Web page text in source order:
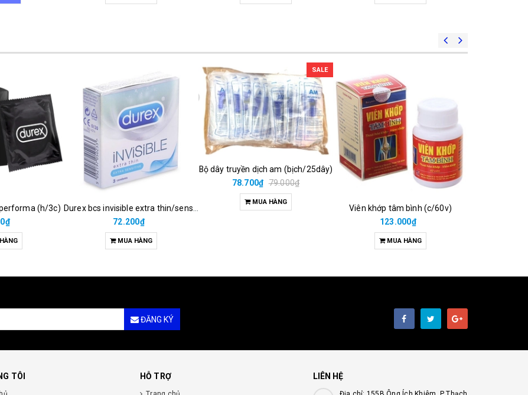
(h/3c)
72.200₫
MUA HÀNG
SALE
Bộ dây truyền dịch am (bịch/25dây)
78.700₫ 79.000₫
MUA HÀNG
Viên khớp tâm bình (c/60v)
123.000₫
MUA HÀNG
ĐĂNG KÝ
TÔI HỖ TRỢ LIÊN HỆ